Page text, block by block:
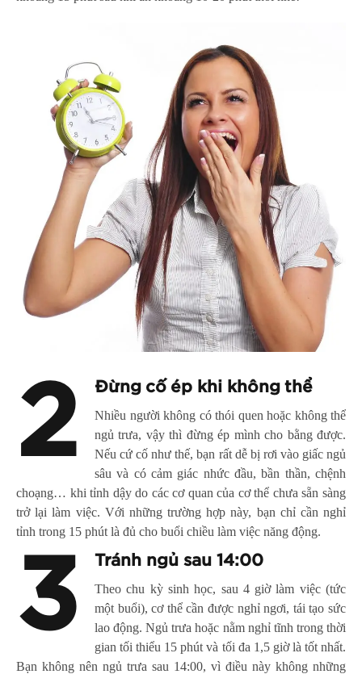
2 Đừng cố ép khi không thể
Nhiều người không có thói quen hoặc không thể
ngủ trưa, vậy thì đừng ép mình cho bằng được.
Nếu cứ cố như thế, bạn rất dễ bị rơi vào giấc ngủ
sâu và có cảm giác nhức đầu, bần thần, chệnh
choạng… khi tỉnh dậy do các cơ quan của cơ thể chưa sẵn sàng
trở lại làm việc. Với những trường hợp này, bạn chỉ cần nghỉ
tỉnh trong 15 phút là đủ cho buổi chiều làm việc năng động.
3 Tránh ngủ sau 14:00
Theo chu kỳ sinh học, sau 4 giờ làm việc (tức
một buổi), cơ thể cần được nghỉ ngơi, tái tạo sức
lao động. Ngủ trưa hoặc nằm nghỉ tĩnh trong thời
gian tối thiểu 15 phút và tối đa 1,5 giờ là tốt nhất.
Bạn không nên ngủ trưa sau 14:00, vì điều này không những